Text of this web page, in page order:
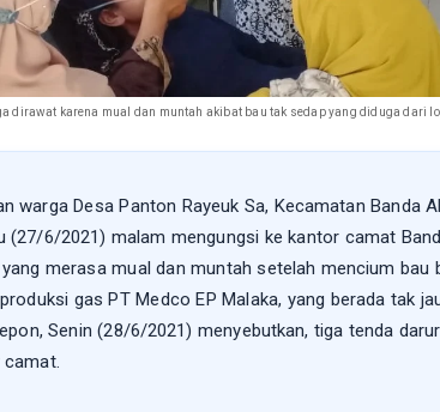
dirawat karena mual dan muntah akibat bau tak sedap yang diduga dari
warga Desa Panton Rayeuk Sa, Kecamatan Banda
(27/6/2021) malam mengungsi ke kantor camat
merasa mual dan muntah setelah mencium bau
gas PT Medco EP Malaka, yang berada tak
Senin (28/6/2021) menyebutkan, tiga tenda
camat.